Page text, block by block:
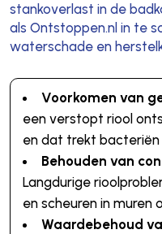
stankoverlast in de
als Ontstoppen.nl in te
waterschade en
Voorkomen van
een verstopt riool
en dat trekt
Behouden van
Langdurige
en scheuren in muren
Waardebehoud